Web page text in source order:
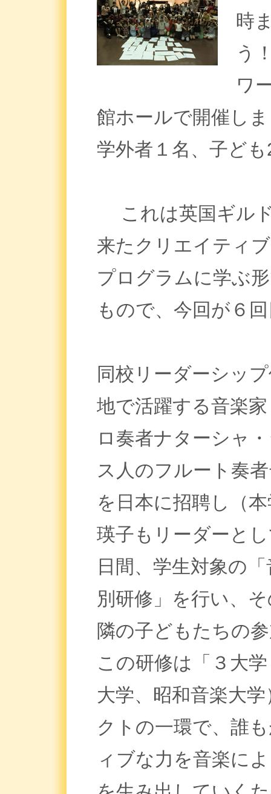
時
う
ワ
館ホールで開催し
学外者１名、子ど
これは英国ギル
来たクリエイティ
プログラムに学ぶ
もので、今回が６
同校リーダーシッ
地で活躍する音楽
ロ奏者ナターシャ
ス人のフルート奏
を日本に招聘し（
瑛子もリーダーと
日間、学生対象の
別研修」を行い、
隣の子どもたちの
この研修は「３大
大学、昭和音楽大
クトの一環で、誰
ィブな力を音楽に